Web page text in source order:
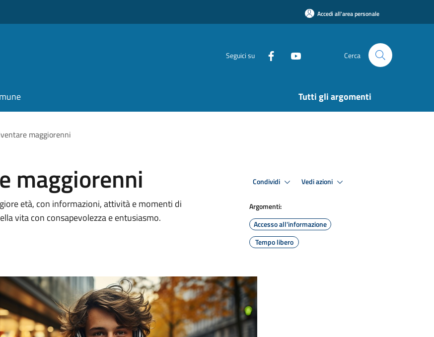
Accedi all'area personale
Seguici su Cerca
Tutti gli argomenti
maggiorenni
maggiorenni
età, con informazioni, attività e momenti di
vita con consapevolezza e entusiasmo.
Condividi Vedi azioni
Argomenti:
Accesso all'informazione
Tempo libero